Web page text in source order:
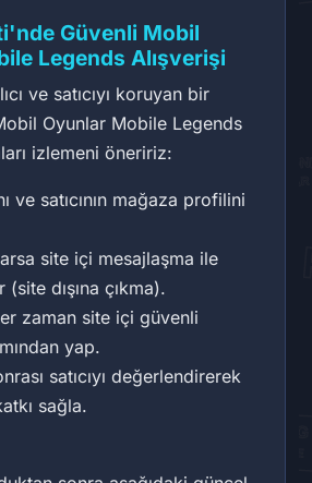
Güvenli Mobil
Legends Alışverişi
ve satıcıyı koruyan bir
Oyunlar Mobile Legends
izlemeni öneririz:
ve satıcının mağaza profilini
site içi mesajlaşma ile
(site dışına çıkma).
zaman site içi güvenli
yap.
satıcıyı değerlendirerek
sağla.